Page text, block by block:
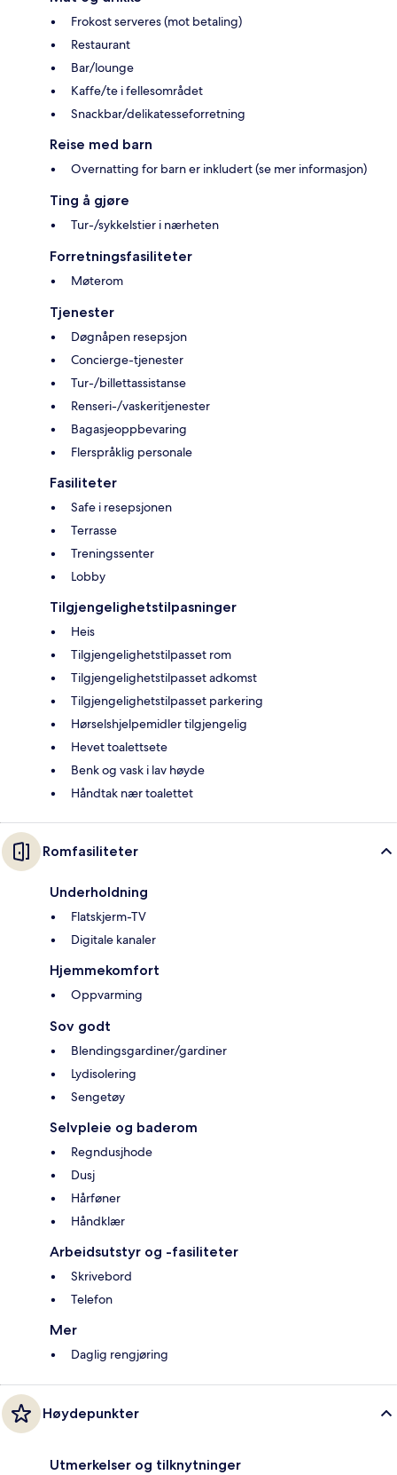
Frokost serveres (mot betaling)
Restaurant
Bar/lounge
Kaffe/te i fellesområdet
Snackbar/delikatesseforretning
Reise med barn
Overnatting for barn er inkludert (se mer informasjon)
Ting å gjøre
Tur-/sykkelstier i nærheten
Forretningsfasiliteter
Møterom
Tjenester
Døgnåpen resepsjon
Concierge-tjenester
Tur-/billettassistanse
Renseri-/vaskeritjenester
Bagasjeoppbevaring
Flerspråklig personale
Fasiliteter
Safe i resepsjonen
Terrasse
Treningssenter
Lobby
Tilgjengelighetstilpasninger
Heis
Tilgjengelighetstilpasset rom
Tilgjengelighetstilpasset adkomst
Tilgjengelighetstilpasset parkering
Hørselshjelpemidler tilgjengelig
Hevet toalettsete
Benk og vask i lav høyde
Håndtak nær toalettet
Romfasiliteter
Underholdning
Flatskjerm-TV
Digitale kanaler
Hjemmekomfort
Oppvarming
Sov godt
Blendingsgardiner/gardiner
Lydisolering
Sengetøy
Selvpleie og baderom
Regndusjhode
Dusj
Hårføner
Håndklær
Arbeidsutstyr og -fasiliteter
Skrivebord
Telefon
Mer
Daglig rengjøring
Høydepunkter
Utmerkelser og tilknytninger